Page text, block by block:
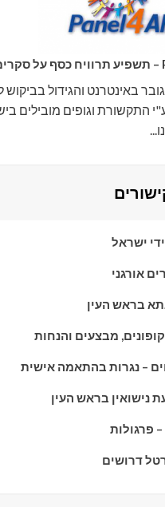
באינטרנט והגידול בביקוש
התקשורת וגופים מובילים
ישראל
אורגני
בראש העין
מבצעים והנחות
– נגרות בהתאמה אישית
נישואין בראש העין
פרגולות
דרושים